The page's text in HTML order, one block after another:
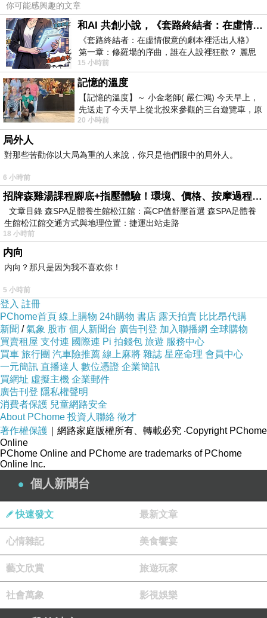
他又把牠救上來，當然又被蟄了一下。他繼續打
坐。
過了一會兒，他又有了相同的不幸遭遇。
旁邊的漁夫說：「你真蠢，難道不知道蠍子會蟄
人嗎？」
禪者：「知道，被它蟄三次了。」
漁夫：「那你為什麽還要救牠？」
禪者：「蟄人是它的本性，慈悲是我的本性。我
的本性不會因為它的本性而改變。」
這時，他又聽到掙扎的聲音。一看，還是那只隻
蠍子。
他看著自己腫起來的手，看看水裏掙扎的蠍子毫
不猶豫地再次向牠伸出手去。
這時，漁夫把一個乾枯的樹枝遞到他手上。禪者
用這根樹枝撈起蠍子，放到岸邊。
漁夫笑著說：「慈悲是對的，既要慈悲蠍子，也
要慈悲自己。所以，慈悲要有慈悲的手段。」
保護好自己，才有資格善待別人。
你可能感興趣的文章
和AI 共創小說，《套路終結者：在虛情假意的劇本裡活出人格》
《套路終結者：在虛情假意的劇本裡活出人格》
第一章：修羅場的序曲，誰在人設裡狂歡？ 麗思
卡爾頓酒店的總統套房內，燈光昏
15 小時前
記憶的溫度
【記憶的溫度】～ 小金老師( 嚴仁鴻) 今天早上，
先送走了今天早上從北投來參觀的三台遊覽車，原
以為展場已經差不多要安靜下來，卻發
20 小時前
局外人
對那些苦勸你以大局為重的人來說，你只是他們眼中的局外人。
6 小時前
招牌森雞湯課程腳底+指壓體驗！環境、價格、按摩過程全紀錄，森SPA足體養生館松江館最新價格表
文章目錄 森SPA足體養生館松江館：高CP值舒壓首選 森SPA足體養
生館松江館交通方式與地理位置：捷運出站走路
18 小時前
内向
内向？那只是因为我不喜欢你！
5 小時前
登入 註冊
PChome首頁 線上購物 24h購物 書店 露天拍賣 比比昂代購
新聞 /氣象 股市 個人新聞台 廣告刊登 加入聯播網 全球購物
買賣租屋 支付連 國際連 Pi 拍錢包 旅遊 服務中心
買車 旅行團 汽車險推薦 線上麻將 雜誌 星座命理 會員中心
一元簡訊 直播達人 數位憑證 企業簡訊
買網址 虛擬主機 企業郵件
廣告刊登 隱私權聲明
消費者保護 兒童網路安全
About PChome 投資人聯絡 徵才
著作權保護 ｜網路家庭版權所有、轉載必究 ‧Copyright PChome
Online
PChome Online and PChome are trademarks of PChome
Online Inc.
個人新聞台
快速發文 最新文章
心情雜記 美食饗宴
藝文欣賞 旅遊玩家
社會萬象 影視娛樂